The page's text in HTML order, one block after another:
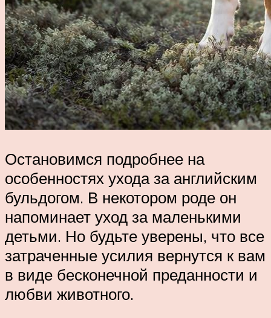
Остановимся подробнее на
особенностях ухода за английским
бульдогом. В некотором роде он
напоминает уход за маленькими
детьми. Но будьте уверены, что все
затраченные усилия вернутся к вам
в виде бесконечной преданности и
любви животного.